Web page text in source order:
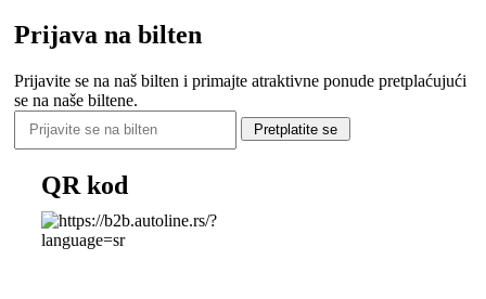
Prijava na bilten
Prijavite se na naš bilten i primajte atraktivne ponude pretplaćujući
se na naše biltene.
Pretplatite se
QR kod